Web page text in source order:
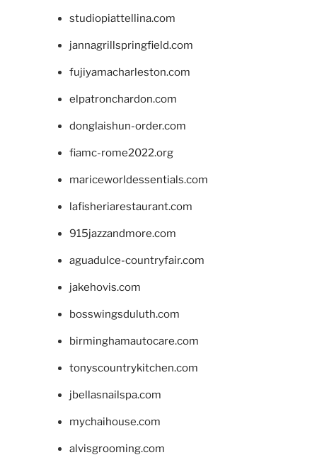
studiopiattellina.com
jannagrillspringfield.com
fujiyamacharleston.com
elpatronchardon.com
donglaishun-order.com
fiamc-rome2022.org
mariceworldessentials.com
lafisheriarestaurant.com
915jazzandmore.com
aguadulce-countryfair.com
jakehovis.com
bosswingsduluth.com
birminghamautocare.com
tonyscountrykitchen.com
jbellasnailspa.com
mychaihouse.com
alvisgrooming.com